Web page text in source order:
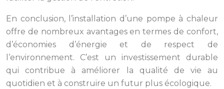
En conclusion, l’installation d’une pompe à chaleur
offre de nombreux avantages en termes de confort,
d’économies d’énergie et de respect de
l’environnement. C’est un investissement durable
qui contribue à améliorer la qualité de vie au
quotidien et à construire un futur plus écologique.